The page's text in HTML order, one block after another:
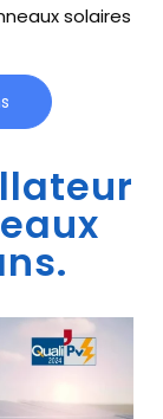
solaires